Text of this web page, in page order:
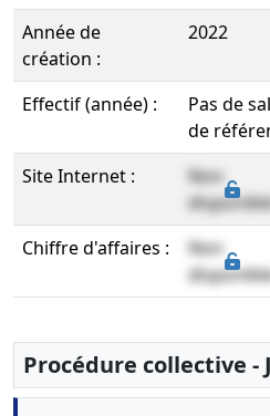
Année de
création :
2022
Effectif (année) :
Pas de
de
Site Internet :
Non
Chiffre d'affaires :
Non
Procédure collective -